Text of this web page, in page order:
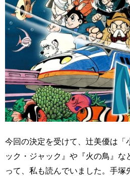
今回の決定を受けて、辻美優は「
ック・ジャック』や『火の鳥』な
って、私も読んでいました。手塚